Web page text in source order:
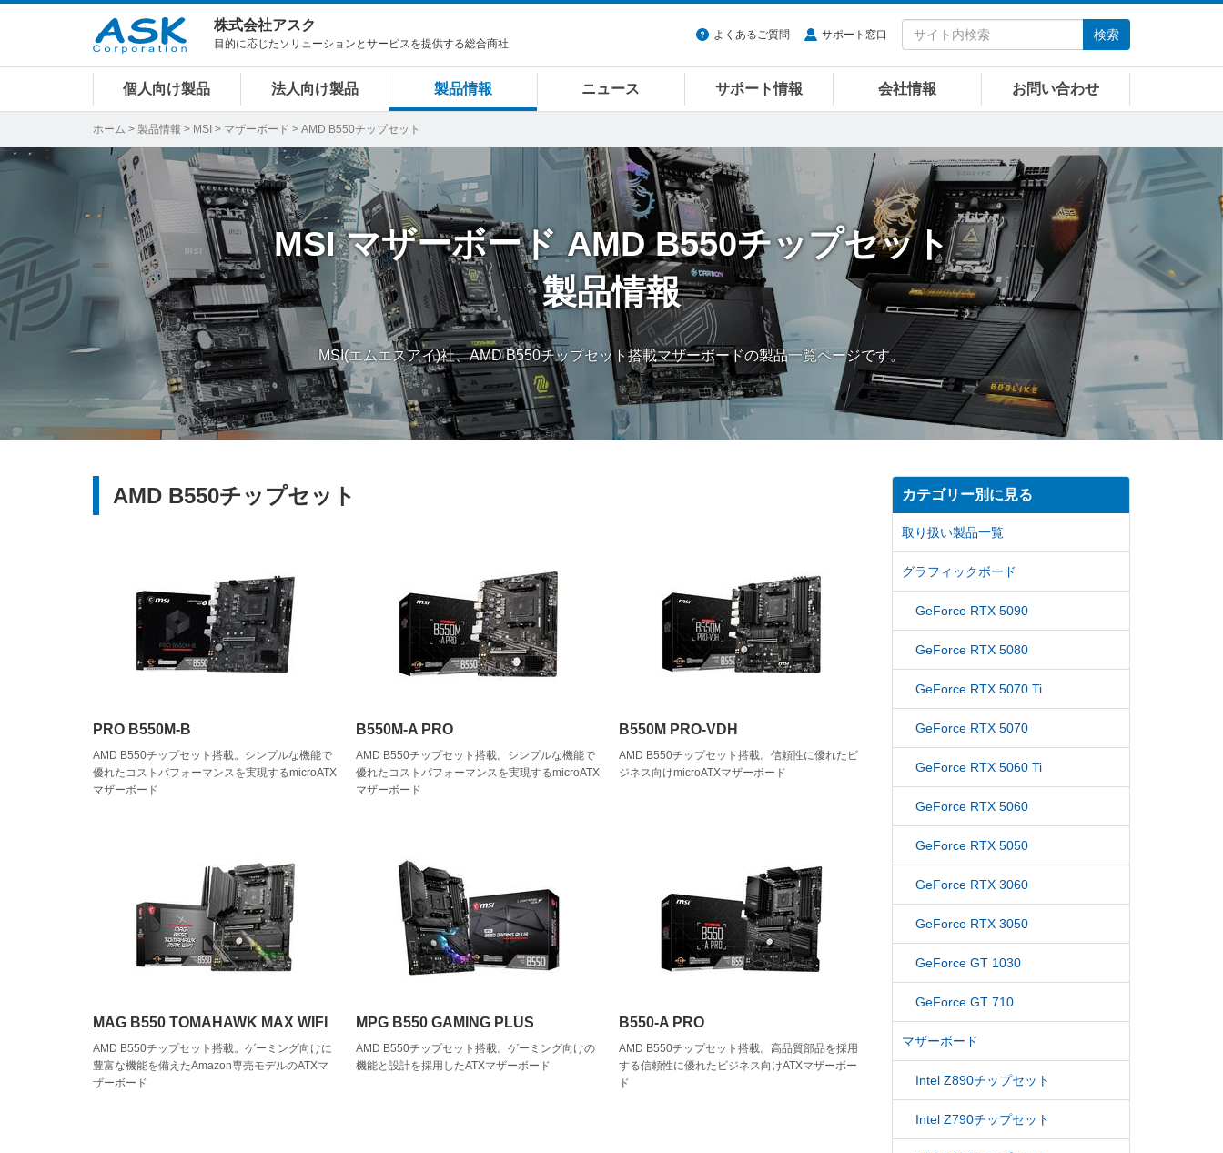
株式会社アスク
目的に応じたソリューションとサービスを提供する総合商社
よくあるご質問 サポート窓口 検索
個人向け製品 法人向け製品 製品情報 ニュース サポート情報 会社情報 お問い合わせ
ホーム > 製品情報 > MSI > マザーボード > AMD B550チップセット
MSI マザーボード AMD B550チップセット
製品情報
MSI(エムエスアイ)社、AMD B550チップセット搭載マザーボードの製品一覧ページです。
AMD B550チップセット
PRO B550M-B
AMD B550チップセット搭載。シンプルな機能で
優れたコストパフォーマンスを実現するmicroATX
マザーボード
B550M-A PRO
AMD B550チップセット搭載。シンプルな機能で
優れたコストパフォーマンスを実現するmicroATX
マザーボード
B550M PRO-VDH
AMD B550チップセット搭載。信頼性に優れたビ
ジネス向けmicroATXマザーボード
MAG B550 TOMAHAWK MAX WIFI
AMD B550チップセット搭載。ゲーミング向けに
豊富な機能を備えたAmazon専売モデルのATXマ
ザーボード
MPG B550 GAMING PLUS
AMD B550チップセット搭載。ゲーミング向けの
機能と設計を採用したATXマザーボード
B550-A PRO
AMD B550チップセット搭載。高品質部品を採用
する信頼性に優れたビジネス向けATXマザーボー
ド
カテゴリー別に見る
取り扱い製品一覧
グラフィックボード
GeForce RTX 5090
GeForce RTX 5080
GeForce RTX 5070 Ti
GeForce RTX 5070
GeForce RTX 5060 Ti
GeForce RTX 5060
GeForce RTX 5050
GeForce RTX 3060
GeForce RTX 3050
GeForce GT 1030
GeForce GT 710
マザーボード
Intel Z890チップセット
Intel Z790チップセット